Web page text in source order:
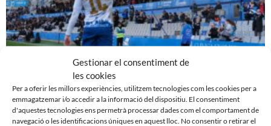
Gestionar el consentiment de
les cookies
Per a oferir les millors experiències, utilitzem tecnologies com les cookies per a
emmagatzemar i/o accedir a la informació del dispositiu. El consentiment
d'aquestes tecnologies ens permetrà processar dades com el comportament de
navegació o les identificacions úniques en aquest lloc. No consentir o retirar el
EL SABADELL EMPATA DAVANT LA CULTURAL A LA
NOVA CREU ALTA
10 de març de 2024